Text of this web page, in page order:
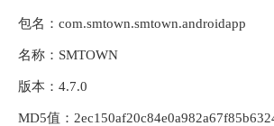
包名：com.smtown.smtown.androidapp
名称：SMTOWN
版本：4.7.0
MD5值：